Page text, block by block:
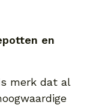
en
merk dat al